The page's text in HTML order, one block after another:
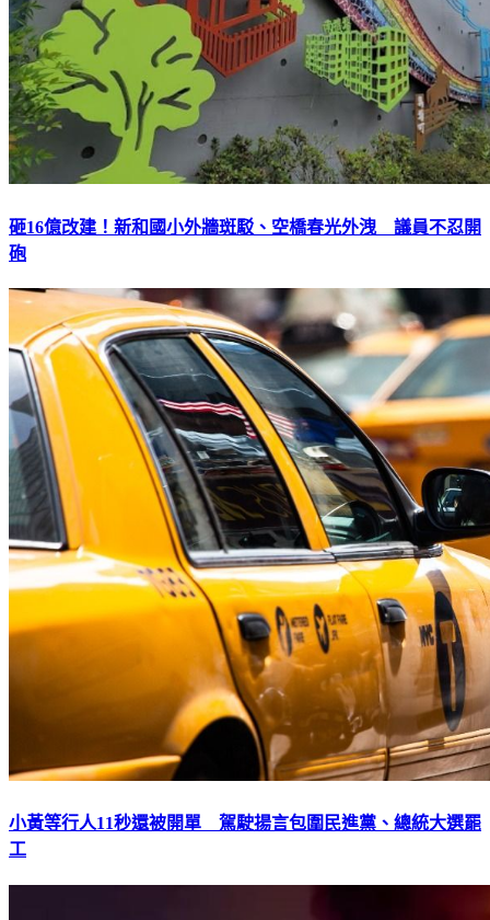
砸16億改建！新和國小外牆斑駁、空橋春光外洩 議員不忍開
砲
小黃等行人11秒還被開單 駕駛揚言包圍民進黨、總統大選罷
工